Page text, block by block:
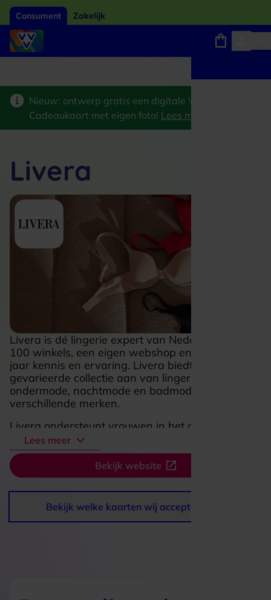
Consument Zakelijk
Nieuw: ontwerp gratis een digitale VVV
Cadeaukaart met eigen foto! Lees meer
Livera is dé lingerie expert van Nederland met
100 winkels, een eigen webshop en meer dan 50
jaar kennis en ervaring. Livera biedt een
gevarieerde collectie aan van lingerie,
ondermode, nachtmode en badmode van
verschillende merken.
Livera ondersteunt vrouwen in het groeien van
haar zelfliefde en zelfvertrouwen. We weten dat
geen vrouw, geen lichaam en geen smaak
hetzelfde is. Ons antwoord is altijd een selectie
producten die nauwkeurig zijn afgemeten op
haar behoeftes, haar lichaam en momenten in
haar leven. Daarnaast heeft Livera
duurzaamheidsinitiatieven hoog in het vaandel.
Lees meer
Bekijk website
Livera
Bekijk welke kaarten wij accepteren